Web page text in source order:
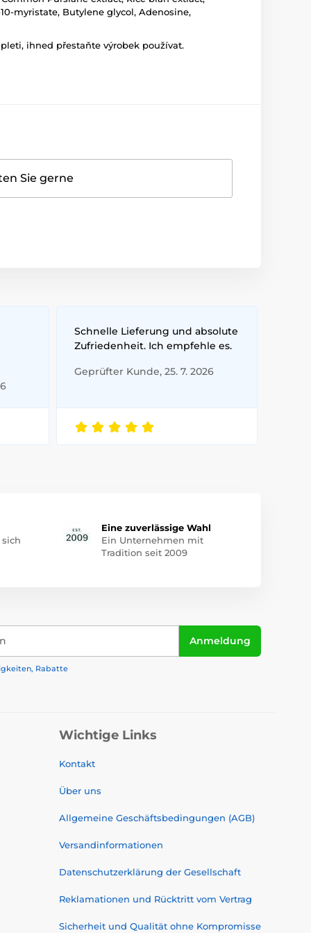
myristate, Butylene glycol, Adenosine,
ihned přestaňte výrobek používat.
Sie gerne
Schnelle Lieferung und absolute
Zufriedenheit. Ich empfehle es.
Geprüfter Kunde, 25. 7. 2026
Eine zuverlässige Wahl
Ein Unternehmen mit
Tradition seit 2009
Anmeldung
Rabatte
Wichtige Links
Kontakt
Über uns
Allgemeine Geschäftsbedingungen (AGB)
Versandinformationen
Datenschutzerklärung der Gesellschaft
Reklamationen und Rücktritt vom Vertrag
Sicherheit und Qualität ohne Kompromisse